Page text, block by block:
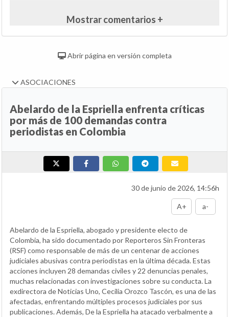
Mostrar comentarios +
Abrir página en versión completa
ASOCIACIONES
Abelardo de la Espriella enfrenta críticas
por más de 100 demandas contra
periodistas en Colombia
30 de junio de 2026, 14:56h
A+ a-
Abelardo de la Espriella, abogado y presidente electo de
Colombia, ha sido documentado por Reporteros Sin Fronteras
(RSF) como responsable de más de un centenar de acciones
judiciales abusivas contra periodistas en la última década. Estas
acciones incluyen 28 demandas civiles y 22 denuncias penales,
muchas relacionadas con investigaciones sobre su conducta. La
exdirectora de Noticias Uno, Cecilia Orozco Tascón, es una de las
afectadas, enfrentando múltiples procesos judiciales por sus
publicaciones. Además, De la Espriella ha atacado verbalmente a